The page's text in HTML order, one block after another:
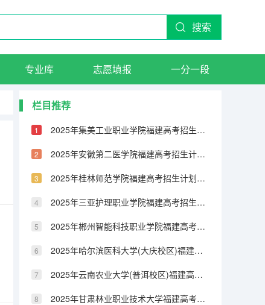
搜索
专业库 志愿填报 一分一段
栏目推荐
2025年集美工业职业学院福建高考招生计划人数汇总（2026参考）
2025年安徽第二医学院福建高考招生计划人数汇总（2026参考）
2025年桂林师范学院福建高考招生计划人数汇总（2026参考）
2025年三亚护理职业学院福建高考招生计划人数汇总（2026参考）
2025年郴州智能科技职业学院福建高考招生计划人数汇总（2026参考）
2025年哈尔滨医科大学(大庆校区)福建高考招生计划人数汇总（2026参考）
2025年云南农业大学(普洱校区)福建高考招生计划人数汇总（2026参考）
2025年甘肃林业职业技术大学福建高考招生计划人数汇总（2026参考）